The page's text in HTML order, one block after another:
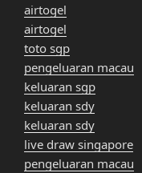
airtogel
airtogel
toto sgp
pengeluaran macau
keluaran sgp
keluaran sdy
keluaran sdy
live draw singapore
pengeluaran macau